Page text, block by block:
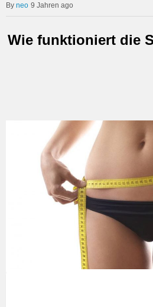
neo 9 Jahren ago
Wie funktioniert die